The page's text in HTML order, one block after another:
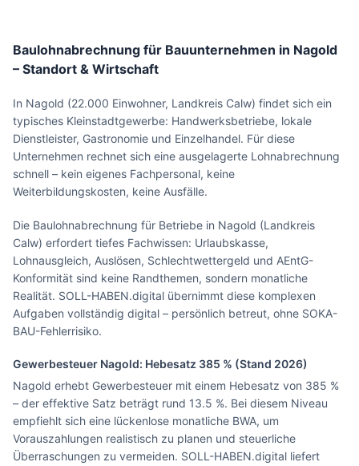
Baulohnabrechnung für Bauunternehmen in Nagold
– Standort & Wirtschaft
In Nagold (22.000 Einwohner, Landkreis Calw) findet sich ein
typisches Kleinstadtgewerbe: Handwerksbetriebe, lokale
Dienstleister, Gastronomie und Einzelhandel. Für diese
Unternehmen rechnet sich eine ausgelagerte Lohnabrechnung
schnell – kein eigenes Fachpersonal, keine
Weiterbildungskosten, keine Ausfälle.
Die Baulohnabrechnung für Betriebe in Nagold (Landkreis
Calw) erfordert tiefes Fachwissen: Urlaubskasse,
Lohnausgleich, Auslösen, Schlechtwettergeld und AEntG-
Konformität sind keine Randthemen, sondern monatliche
Realität. SOLL-HABEN.digital übernimmt diese komplexen
Aufgaben vollständig digital – persönlich betreut, ohne SOKA-
BAU-Fehlerrisiko.
Gewerbesteuer Nagold: Hebesatz 385 % (Stand 2026)
Nagold erhebt Gewerbesteuer mit einem Hebesatz von 385 %
– der effektive Satz beträgt rund 13.5 %. Bei diesem Niveau
empfiehlt sich eine lückenlose monatliche BWA, um
Vorauszahlungen realistisch zu planen und steuerliche
Überraschungen zu vermeiden. SOLL-HABEN.digital liefert